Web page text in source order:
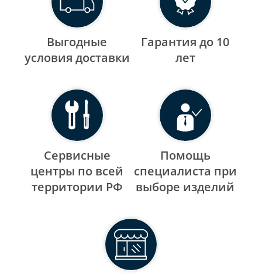
Выгодные
уcловия доставки
Гарантия до 10
лет
Сервисные
центры по всей
территории РФ
Помощь
специалиста при
выборе изделий